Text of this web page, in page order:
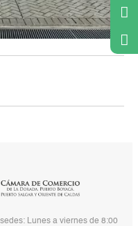
Lunes a viernes de 8:00